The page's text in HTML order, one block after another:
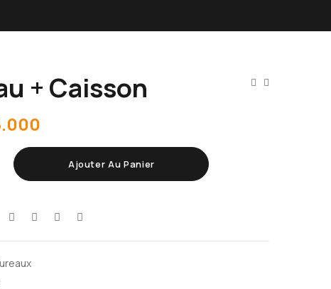
+ Caisson
Ajouter Au Panier